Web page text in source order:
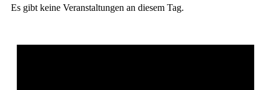
Es gibt keine Veranstaltungen an diesem Tag.